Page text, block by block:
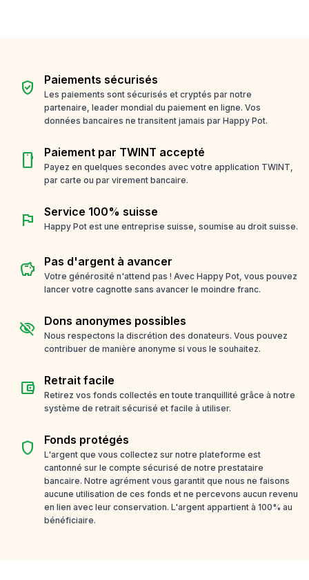
verified_user Paiements sécurisés
Les paiements sont sécurisés et cryptés par notre
partenaire, leader mondial du paiement en ligne. Vos
données bancaires ne transitent jamais par Happy Pot.
smartphone Paiement par TWINT accepté
Payez en quelques secondes avec votre application TWINT,
par carte ou par virement bancaire.
flag Service 100% suisse
Happy Pot est une entreprise suisse, soumise au droit suisse.
savings Pas d'argent à avancer
Votre générosité n'attend pas ! Avec Happy Pot, vous pouvez
lancer votre cagnotte sans avancer le moindre franc.
visibility_off Dons anonymes possibles
Nous respectons la discrétion des donateurs. Vous pouvez
contribuer de manière anonyme si vous le souhaitez.
account_balance_wallet Retrait facile
Retirez vos fonds collectés en toute tranquillité grâce à notre
système de retrait sécurisé et facile à utiliser.
shield Fonds protégés
L'argent que vous collectez sur notre plateforme est
cantonné sur le compte sécurisé de notre prestataire
bancaire. Notre agrément vous garantit que nous ne faisons
aucune utilisation de ces fonds et ne percevons aucun revenu
en lien avec leur conservation. L'argent appartient à 100% au
bénéficiaire.